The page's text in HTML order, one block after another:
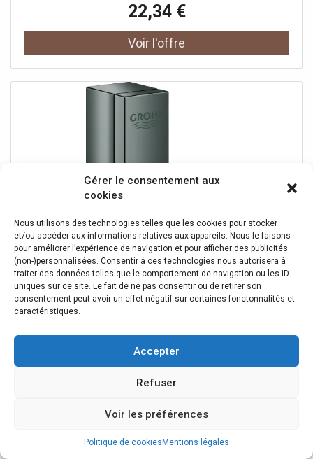
Gérer le consentement aux
cookies
Nous utilisons des technologies telles que les cookies pour stocker
et/ou accéder aux informations relatives aux appareils. Nous le faisons
pour améliorer l’expérience de navigation et pour afficher des publicités
(non-)personnalisées. Consentir à ces technologies nous autorisera à
traiter des données telles que le comportement de navigation ou les ID
uniques sur ce site. Le fait de ne pas consentir ou de retirer son
consentement peut avoir un effet négatif sur certaines fonctonnalités et
caractéristiques.
Accepter
Refuser
Voir les préférences
Politique de cookies Mentions légales
22,34 €
Grohe Selection crochet de peignoir 41039A00
graphite dur, simple
Grohe Selection crochet pour peignoir 41039A00 Matériel
29,51 €